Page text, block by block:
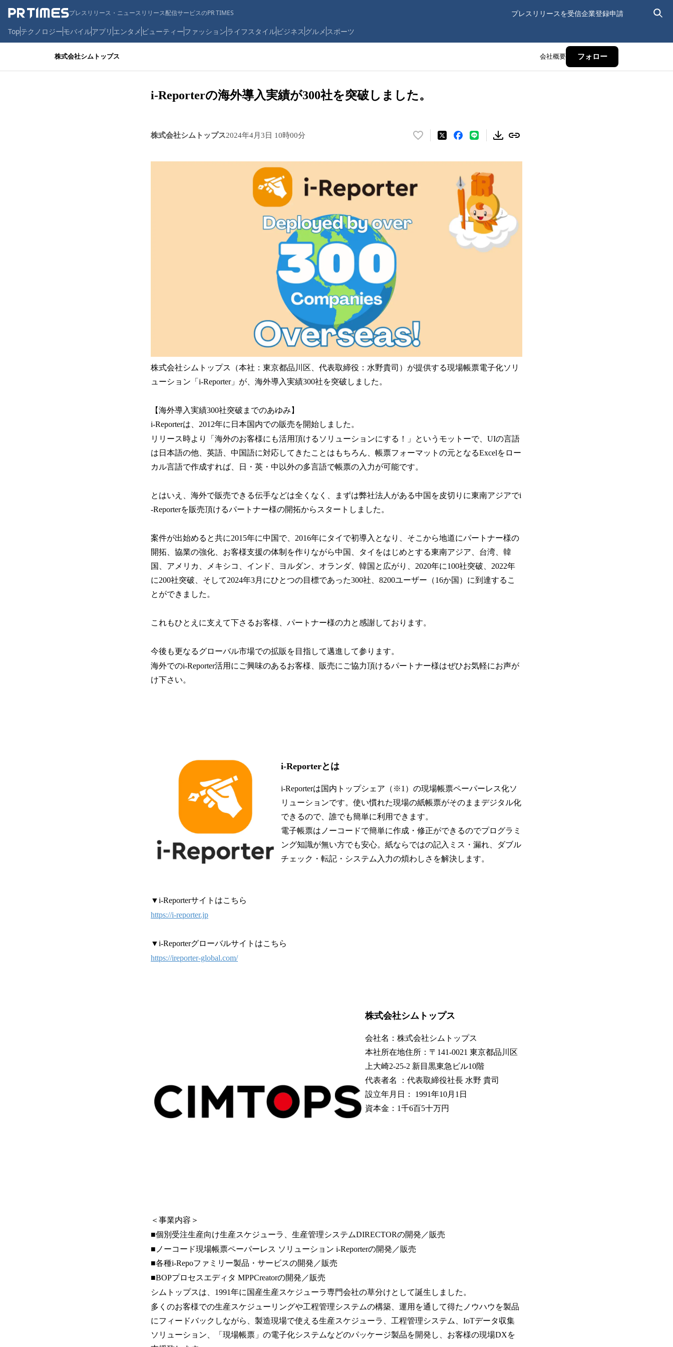
プレスリリース・ニュースリリース配信サービスのPR TIMES プレスリリースを受信企業登録申請
Topテクノロジーモバイルアプリ エンタメ ビューティーファッションライフスタイルビジネス グルメ スポーツ
株式会社シムトップス 会社概要 フォロー
i-Reporterの海外導入実績が300社を突破しました。
株式会社シムトップス2024年4月3日 10時00分
い
ね
株式会社シムトップス（本社：東京都品川区、代表取締役：水野貴司）が提供する現場帳票電子化ソリ
ューション「i-Reporter」が、海外導入実績300社を突破しました。
【海外導入実績300社突破までのあゆみ】
i-Reporterは、2012年に日本国内での販売を開始しました。
リリース時より「海外のお客様にも活用頂けるソリューションにする！」というモットーで、UIの言語
は日本語の他、英語、中国語に対応してきたことはもちろん、帳票フォーマットの元となるExcelをロー
カル言語で作成すれば、日・英・中以外の多言語で帳票の入力が可能です。
とはいえ、海外で販売できる伝手などは全くなく、まずは弊社法人がある中国を皮切りに東南アジアでi
-Reporterを販売頂けるパートナー様の開拓からスタートしました。
案件が出始めると共に2015年に中国で、2016年にタイで初導入となり、そこから地道にパートナー様の
開拓、協業の強化、お客様支援の体制を作りながら中国、タイをはじめとする東南アジア、台湾、韓
国、アメリカ、メキシコ、インド、ヨルダン、オランダ、韓国と広がり、2020年に100社突破、2022年
に200社突破、そして2024年3月にひとつの目標であった300社、8200ユーザー（16か国）に到達するこ
とができました。
これもひとえに支えて下さるお客様、パートナー様の力と感謝しております。
今後も更なるグローバル市場での拡販を目指して邁進して参ります。
海外でのi-Reporter活用にご興味のあるお客様、販売にご協力頂けるパートナー様はぜひお気軽にお声が
け下さい。
i-Reporterとは
i-Reporterは国内トップシェア（※1）の現場帳票ペーパーレス化ソ
リューションです。使い慣れた現場の紙帳票がそのままデジタル化
できるので、誰でも簡単に利⽤できます。
電⼦帳票はノーコードで簡単に作成・修正ができるのでプログラミ
ング知識が無い⽅でも安⼼。紙ならではの記⼊ミス・漏れ、ダブル
チェック・転記・システム⼊⼒の煩わしさを解決します。
▼i-Reporterサイトはこちら
https://i-reporter.jp
▼i-Reporterグローバルサイトはこちら
https://ireporter-global.com/
株式会社シムトップス
会社名：株式会社シムトップス
本社所在地住所：〒141-0021 東京都品川区
上大崎2-25-2 新目黒東急ビル10階
代表者名 ：代表取締役社長 水野 貴司
設立年月日： 1991年10月1日
資本金：1千6百5十万円
＜事業内容＞
■個別受注生産向け生産スケジューラ、生産管理システムDIRECTORの開発／販売
■ノーコード現場帳票ペーパーレス ソリューション i-Reporterの開発／販売
■各種i-Repoファミリー製品・サービスの開発／販売
■BOPプロセスエディタ MPPCreatorの開発／販売
シムトップスは、1991年に国産生産スケジューラ専門会社の草分けとして誕生しました。
多くのお客様での生産スケジューリングや工程管理システムの構築、運用を通して得たノウハウを製品
にフィードバックしながら、製造現場で使える生産スケジューラ、工程管理システム、IoTデータ収集
ソリューション、「現場帳票」の電子化システムなどのパッケージ製品を開発し、お客様の現場DXを